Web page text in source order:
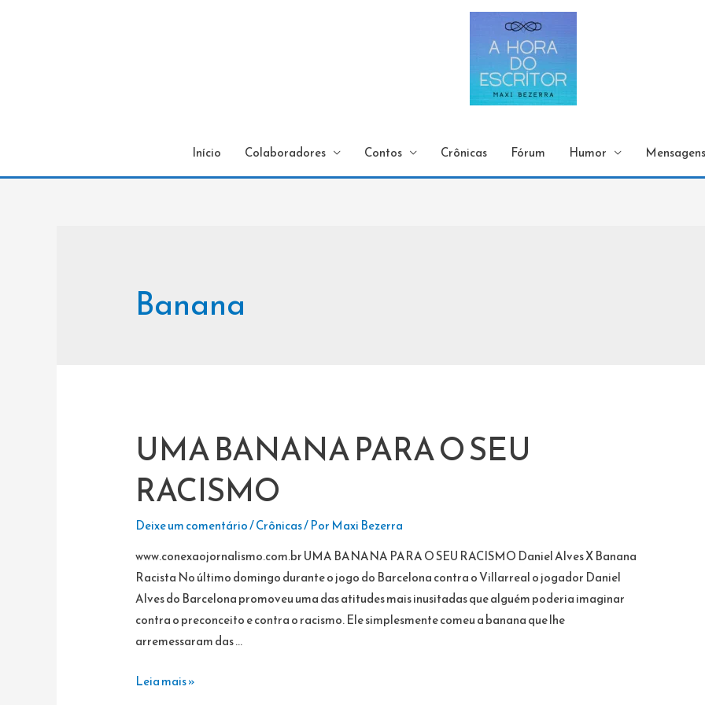
Início Colaboradores Contos Crônicas Fórum Humor Mensagens
Banana
UMA BANANA PARA O SEU
RACISMO
Deixe um comentário/Crônicas/ Por Maxi Bezerra
www.conexaojornalismo.com.br UMA BANANA PARA O SEU RACISMO Daniel Alves X Banana
Racista No último domingo durante o jogo do Barcelona contra o Villarreal o jogador Daniel
Alves do Barcelona promoveu uma das atitudes mais inusitadas que alguém poderia imaginar
contra o preconceito e contra o racismo. Ele simplesmente comeu a banana que lhe
arremessaram das …
UMA
Leia mais »